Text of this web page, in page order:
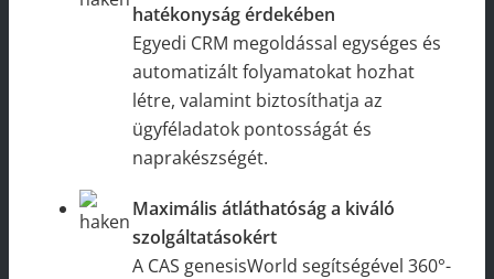
hatékonyság érdekében
Egyedi CRM megoldással egységes és
automatizált folyamatokat hozhat
létre, valamint biztosíthatja az
ügyféladatok pontosságát és
naprakészségét.
Maximális átláthatóság a kiváló
szolgáltatásokért
A CAS genesisWorld segítségével 360°-